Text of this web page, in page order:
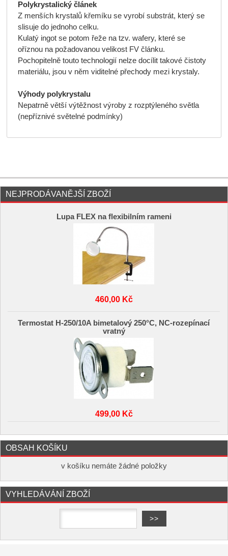
Polykrystalický článek
Z menších krystalů křemíku se vyrobí substrát, který se
slisuje do jednoho celku.
Kulatý ingot se potom řeže na tzv. wafery, které se
oříznou na požadovanou velikost FV článku.
Pochopitelně touto technologií nelze docílit takové čistoty
materiálu, jsou v něm viditelné přechody mezi krystaly.
Výhody polykrystalu
Nepatrně větší výtěžnost výroby z rozptýleného světla
(nepříznivé světelné podmínky)
NEJPRODÁVANĚJŠÍ ZBOŽÍ
Lupa FLEX na flexibilním rameni
460,00 Kč
Termostat H-250/10A bimetalový 250°C, NC-rozepínací
vratný
499,00 Kč
OBSAH KOŠÍKU
v košíku nemáte žádné položky
VYHLEDÁVÁNÍ ZBOŽÍ